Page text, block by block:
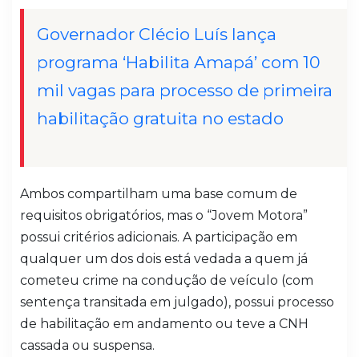
Governador Clécio Luís lança
programa ‘Habilita Amapá’ com 10
mil vagas para processo de primeira
habilitação gratuita no estado
Ambos compartilham uma base comum de
requisitos obrigatórios, mas o “Jovem Motora”
possui critérios adicionais. A participação em
qualquer um dos dois está vedada a quem já
cometeu crime na condução de veículo (com
sentença transitada em julgado), possui processo
de habilitação em andamento ou teve a CNH
cassada ou suspensa.